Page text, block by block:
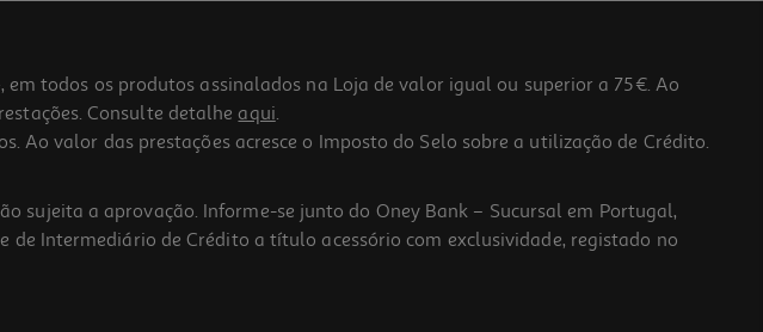
todos os produtos assinalados na Loja de valor igual ou superior a 75€. Ao
Consulte detalhe aqui.
valor das prestações acresce o Imposto do Selo sobre a utilização de Crédito.
sujeita a aprovação. Informe-se junto do Oney Bank – Sucursal em Portugal,
Intermediário de Crédito a título acessório com exclusividade, registado no